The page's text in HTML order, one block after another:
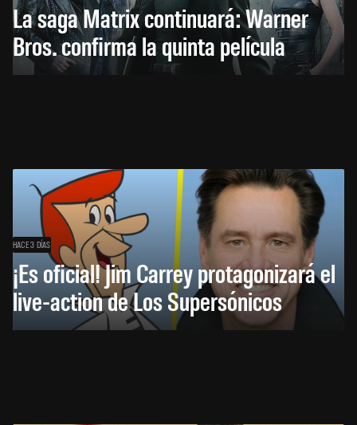
La saga Matrix continuará: Warner
Bros. confirma la quinta película
HACE 3 DÍAS
¡Es oficial! Jim Carrey protagonizará el
live-action de Los Supersónicos